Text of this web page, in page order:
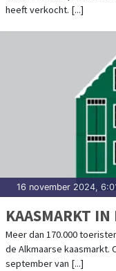
heeft verkocht. [...]
16 november 2024,
KAASMARKT
Meer dan 170.000
de Alkmaarse kaasmarkt.
september van [...]